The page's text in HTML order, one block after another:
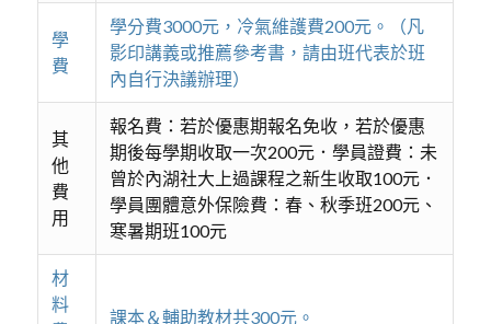
學
費
學分費3000元，冷氣維護費200元。（凡
影印講義或推薦參考書，請由班代表於班
內自行決議辦理）
其
他
費
用
報名費：若於優惠期報名免收，若於優惠
期後每學期收取一次200元．學員證費：未
曾於內湖社大上過課程之新生收取100元．
學員團體意外保險費：春、秋季班200元、
寒暑期班100元
材
料
課本＆輔助教材共300元。